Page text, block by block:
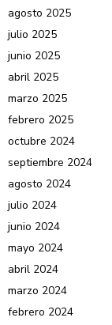
agosto 2025
julio 2025
junio 2025
abril 2025
marzo 2025
febrero 2025
octubre 2024
septiembre 2024
agosto 2024
julio 2024
junio 2024
mayo 2024
abril 2024
marzo 2024
febrero 2024